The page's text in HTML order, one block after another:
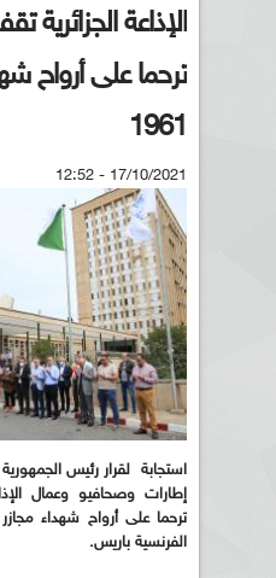
الإذاعة
1961
17/10/2021 - 12:52
استجابة لقرار رئيس
إطارات وصحافيو وعمال
الفرنسية باريس.